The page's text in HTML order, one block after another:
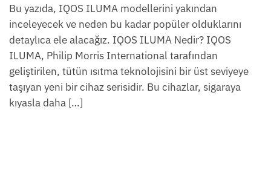
Bu yazıda, IQOS ILUMA modellerini yakından
inceleyecek ve neden bu kadar popüler olduklarını
detaylıca ele alacağız. IQOS ILUMA Nedir? IQOS
ILUMA, Philip Morris International tarafından
geliştirilen, tütün ısıtma teknolojisini bir üst seviyeye
taşıyan yeni bir cihaz serisidir. Bu cihazlar, sigaraya
kıyasla daha […]